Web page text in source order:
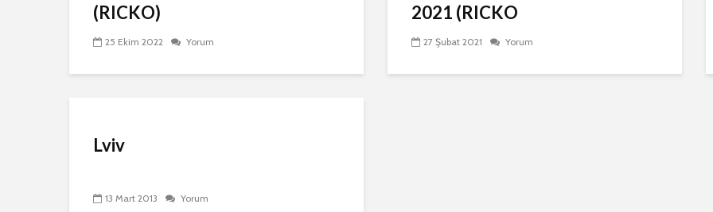
(RICKO)
25 Ekim 2022 Yorum
2021 (RICKO
27 Şubat 2021 Yorum
Lviv
13 Mart 2013 Yorum